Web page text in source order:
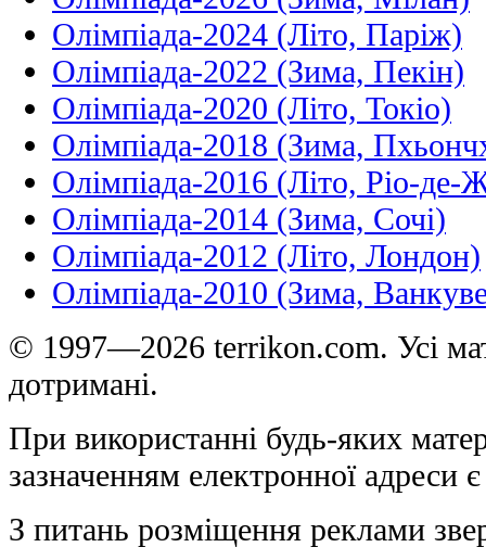
Олімпіада-2024 (Літо, Паріж)
Олімпіада-2022 (Зима, Пекін)
Олімпіада-2020 (Літо, Токіо)
Олімпіада-2018 (Зима,
Олімпіада-2016 (Літо, Ріо-де-
Олімпіада-2014 (Зима, Сочі)
Олімпіада-2012 (Літо, Лондон)
Олімпіада-2010 (Зима,
© 1997—2026 terrikon.com. Усі
дотримані.
При використанні будь-яких
зазначенням електронної адреси
З питань розміщення реклами